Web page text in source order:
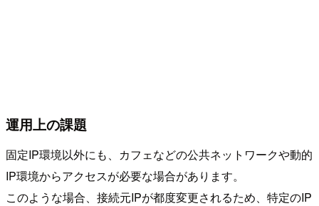
運用上の課題
固定IP環境以外にも、カフェなどの公共ネットワークや動的
IP環境からアクセスが必要な場合があります。
このような場合、接続元IPが都度変更されるため、特定のIP